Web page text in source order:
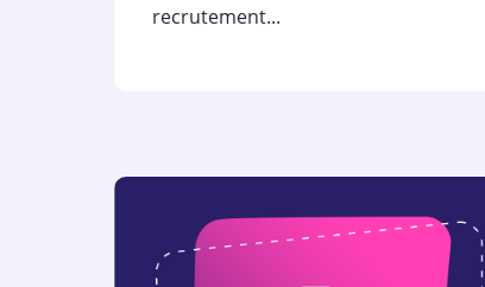
recrutement...